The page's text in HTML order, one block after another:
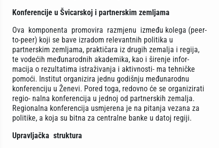
Konferencije u Švicarskoj i partnerskim zemljama
Ova komponenta promovira razmjenu između kolega (peer-
to-peer) koji se bave izradom relevantnih politika u
partnerskim zemljama, praktičara iz drugih zemalja i regija,
te vodećih međunarodnih akademika, kao i širenje infor-
macija o rezultatima istraživanja i aktivnosti- ma tehničke
pomoći. Institut organizira jednu godišnju međunarodnu
konferenciju u Ženevi. Pored toga, redovno će se organizirati
regio- nalna konferencija u jednoj od partnerskih zemalja.
Regionalna konferencija usmjerena je na pitanja vezana za
politike, a koja su bitna za centralne banke u datoj regiji.
Upravljačka struktura